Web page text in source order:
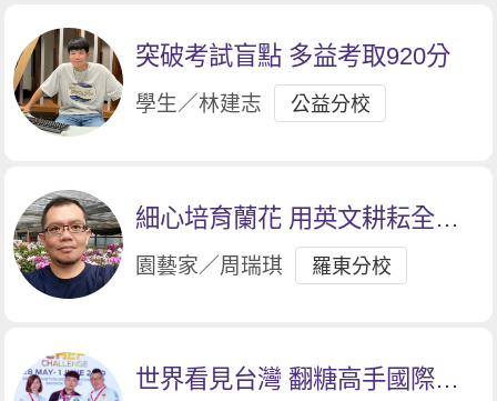
突破考試盲點 多益考取920分
學生／林建志 公益分校
細心培育蘭花 用英文耕耘全球
商機
園藝家／周瑞琪 羅東分校
世界看見台灣 翻糖高手國際奪